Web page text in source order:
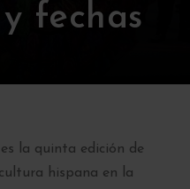
fechas
es la quinta edición de
hispana en la